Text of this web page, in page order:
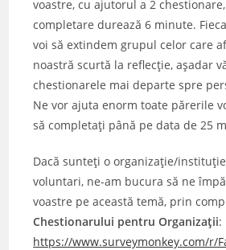
voastre, cu ajutorul a 2
completare durează 6 minute.
voi să extindem grupul celor care
noastră scurtă la reflecție, așadar
chestionarele mai departe spre
Ne vor ajuta enorm toate părerile
să completați până pe data de 25
Dacă sunteți o organizație/
voluntari, ne-am bucura să ne
voastre pe această temă, prin
Chestionarului pentru Organizații:
https://www.surveymonkey.com/r/